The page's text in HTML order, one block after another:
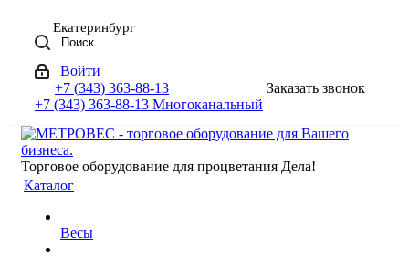
Екатеринбург
Поиск
Войти
+7 (343) 363-88-13
+7 (343) 363-88-13 Многоканальный
Заказать звонок
Торговое оборудование для процветания Дела!
Каталог
Весы